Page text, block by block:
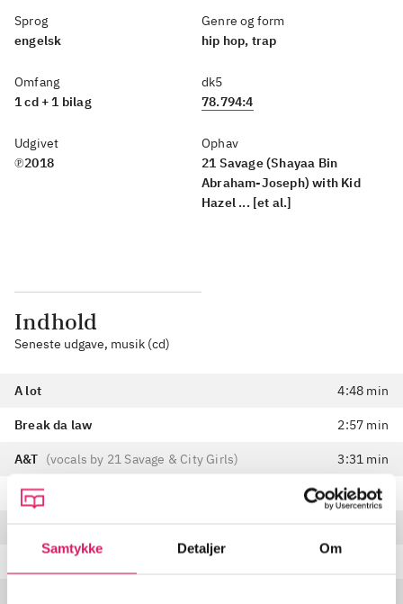
Samtykke Detaljer Om
Sprog
engelsk
Omfang
1 cd + 1 bilag
Udgivet
℗2018
Genre og form
hip hop, trap
dk5
78.794:4
Ophav
21 Savage (Shayaa Bin
Abraham-Joseph) with Kid
Hazel ... [et al.]
Indhold
Seneste udgave, musik (cd)
A lot 4:48 min
Break da law 2:57 min
A&T (vocals by 21 Savage & City Girls) 3:31 min
Out for the night 2:17 min